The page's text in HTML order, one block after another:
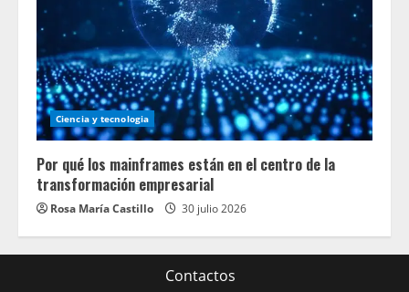
Ciencia y tecnologia
Por qué los mainframes están en el centro de la
transformación empresarial
Rosa María Castillo 30 julio 2026
Contactos